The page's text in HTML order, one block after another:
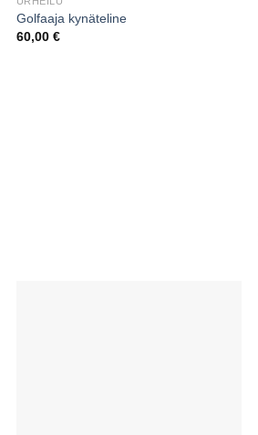
Golfaaja kynäteline
60,00 €